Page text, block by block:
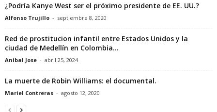
¿Podría Kanye West ser el próximo presidente de EE. UU.?
Alfonso Trujillo - septiembre 8, 2020
Red de prostitucion infantil entre Estados Unidos y la
ciudad de Medellín en Colombia...
Anibal Jose - abril 25, 2024
La muerte de Robin Williams: el documental.
Mariel Contreras - agosto 12, 2020